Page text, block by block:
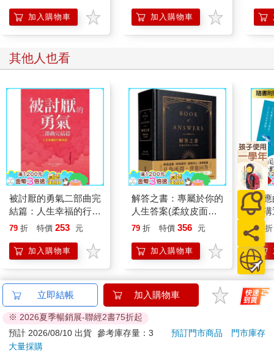
■被探問隱私時
○ 以「一般來說」轉移話題。
「你跟多少人交往過啊？」
「說實話，你年收入有多少？」
「你打算生小孩嗎？」有些人會問一些沒禮貌的問題。
如果彼此是朋友，還可以勸戒對方一下：「喔喔，你問這什麼問
題啦！」「你最好不要問這種問題。」
但假如對方是親戚、公司上司等必須費點心思的人，就沒辦法這
樣做了，得硬擠出點東西來回答。
不過，那種問題如果老實回答也不正確，因為會把自己弄得不開
「我跟●個人交往過……」
「我的年收入是●元……」
「是喔，應該有其他更好的工作吧？」
「我們還不打算生小孩。」
加入購物車 加入購物車
其他人也看
被討厭的勇氣二部曲完
結篇：人生幸福的行動
指南
79 折 特價 253 元
加入購物車
解答之書：專屬於你的
人生答案(柔紋皮面燙
金＋方背穿線精裝)
79 折 特價 356 元
加入購物車
回
的
作
79 折
您可能也需要
百樂果汁筆0.5
PURE聯名 4
卡達CARAN
立即結帳 加入購物車
※ 2026夏季暢銷展-聯經2書75折起
預計 2026/08/10 出貨 參考庫存量：3 預訂門市商品
門市庫存
大量採購